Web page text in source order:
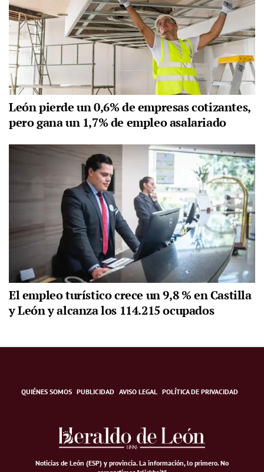
León pierde un 0,6% de empresas cotizantes,
pero gana un 1,7% de empleo asalariado
El empleo turístico crece un 9,8 % en Castilla
y León y alcanza los 114.215 ocupados
QUIÉNES SOMOS PUBLICIDAD AVISO LEGAL POLÍTICA DE PRIVACIDAD
Noticias de León (ESP) y provincia. La información, lo primero.No